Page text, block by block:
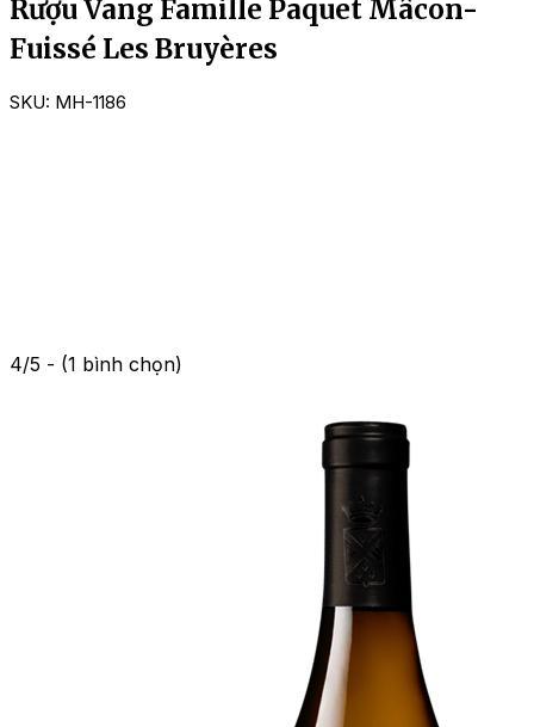
Rượu Vang Famille Paquet Mâcon-
Fuissé Les Bruyères
SKU: MH-1186
4/5 - (1 bình chọn)